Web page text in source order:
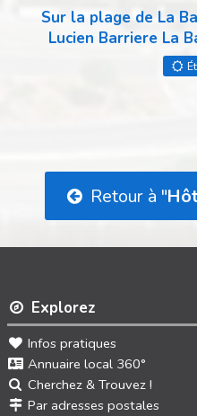
Sur la plage de La
Lucien Barriere La
Retour à "
Explorez
Infos pratiques
Annuaire local 360°
Cherchez & Trouvez !
Par adresses postales